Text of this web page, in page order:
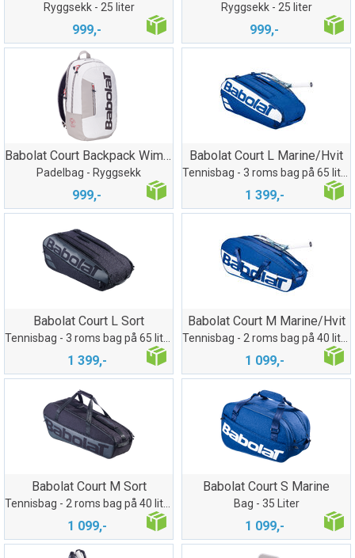
Ryggsekk - 25 liter
999,-
Ryggsekk - 25 liter
999,-
Babolat Court Backpack Wimbledon
Padelbag - Ryggsekk
999,-
Babolat Court L Marine/Hvit
1 399,-
Babolat Court L Sort
1 399,-
Babolat Court M Marine/Hvit
1 099,-
Babolat Court M Sort
1 099,-
Babolat Court S Marine
Bag - 35 Liter
1 099,-